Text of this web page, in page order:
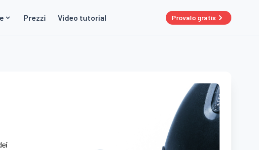
Prezzi Video tutorial Provalo gratis